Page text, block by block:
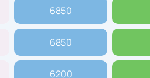
6850
6850
6200